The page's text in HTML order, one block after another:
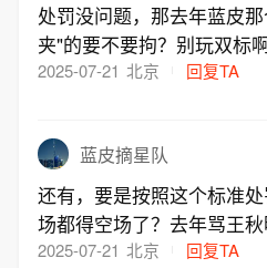
处罚没问题，那去年蓝皮
夹"的要不要拘？别玩双标
2025-07-21 北京 回复TA
蓝皮摘星队
还有，要是按照这个标准
场都得空场了？去年骂王
罚了？真是近朱者赤近墨者
2025-07-21 北京 回复TA